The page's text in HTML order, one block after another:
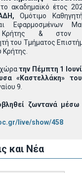
ακαδημαϊκό έτος
Ομότιμο
Εφαρμοσμένων
Κρήτης & στον
του Τμήματος
Κρήτης.
χώρατην Πέμπτη 1
«Καστελλάκη» του
9.
ζωντανά μέσω
live/show/458
και Νέα